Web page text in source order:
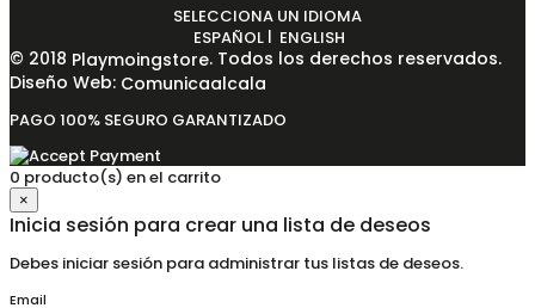
SELECCIONA UN IDIOMA
ESPAÑOL | ENGLISH
© 2018 Playmoingstore. Todos los derechos reservados.
Diseño Web: Comunicaalcala
PAGO 100% SEGURO GARANTIZADO
0 producto(s) en el carrito
×
Inicia sesión para crear una lista de deseos
Debes iniciar sesión para administrar tus listas de deseos.
Email